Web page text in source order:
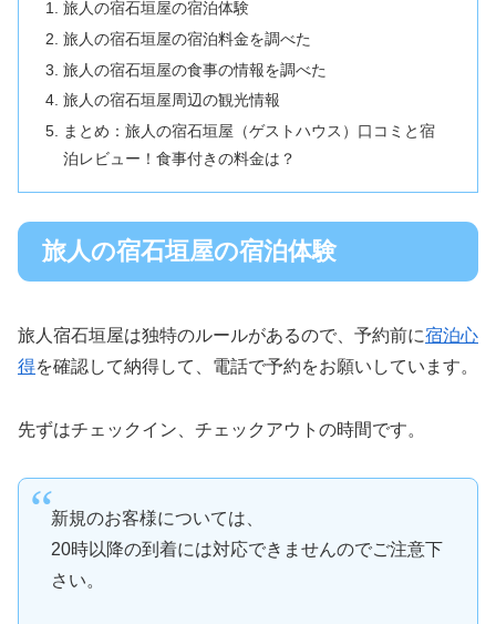
旅人の宿石垣屋の宿泊体験
旅人の宿石垣屋の宿泊料金を調べた
旅人の宿石垣屋の食事の情報を調べた
旅人の宿石垣屋周辺の観光情報
まとめ：旅人の宿石垣屋（ゲストハウス）口コミと宿
泊レビュー！食事付きの料金は？
旅人の宿石垣屋の宿泊体験
旅人宿石垣屋は独特のルールがあるので、予約前に宿泊心
得を確認して納得して、電話で予約をお願いしています。
先ずはチェックイン、チェックアウトの時間です。
新規のお客様については、
20時以降の到着には対応できませんのでご注意下
さい。